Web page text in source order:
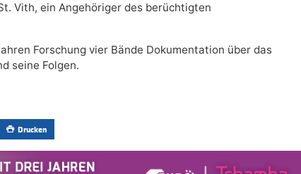
Vith, ein Angehöriger des berüchtigten
Forschung vier Bände Dokumentation über das
seine Folgen.
Drucken